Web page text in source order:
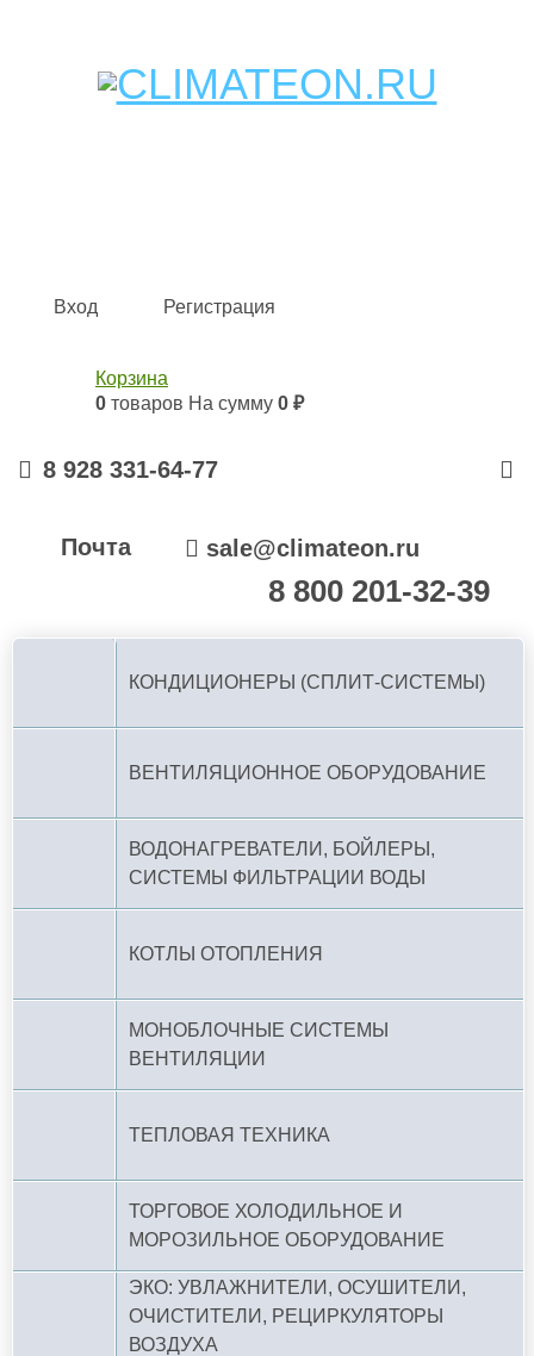
Кондиционеры и сплит-системы, газовые котлы,
Вход Регистрация
Корзина
0 товаров На сумму 0 ₽
8 928 331-64-77
Почта sale@climateon.ru
8 800 201-32-39
КОНДИЦИОНЕРЫ (СПЛИТ-СИСТЕМЫ)
ВЕНТИЛЯЦИОННОЕ ОБОРУДОВАНИЕ
ВОДОНАГРЕВАТЕЛИ, БОЙЛЕРЫ,
СИСТЕМЫ ФИЛЬТРАЦИИ ВОДЫ
КОТЛЫ ОТОПЛЕНИЯ
МОНОБЛОЧНЫЕ СИСТЕМЫ
ВЕНТИЛЯЦИИ
ТЕПЛОВАЯ ТЕХНИКА
ТОРГОВОЕ ХОЛОДИЛЬНОЕ И
МОРОЗИЛЬНОЕ ОБОРУДОВАНИЕ
ЭКО: УВЛАЖНИТЕЛИ, ОСУШИТЕЛИ,
ОЧИСТИТЕЛИ, РЕЦИРКУЛЯТОРЫ
ВОЗДУХА